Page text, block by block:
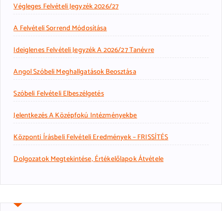
Végleges Felvételi Jegyzék 2026/27
A Felvételi Sorrend Módosítása
Ideiglenes Felvételi Jegyzék A 2026/27 Tanévre
Angol Szóbeli Meghallgatások Beosztása
Szóbeli Felvételi Elbeszélgetés
Jelentkezés A Középfokú Intézményekbe
Központi Írásbeli Felvételi Eredmények – FRISSÍTÉS
Dolgozatok Megtekintése, Értékelőlapok Átvétele